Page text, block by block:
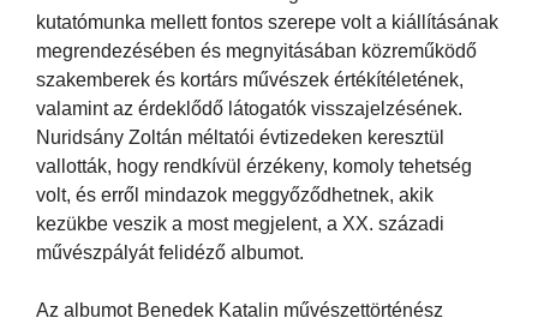
kutatómunka mellett fontos szerepe volt a kiállításának
megrendezésében és megnyitásában közreműködő
szakemberek és kortárs művészek értékítéletének,
valamint az érdeklődő látogatók visszajelzésének.
Nuridsány Zoltán méltatói évtizedeken keresztül
vallották, hogy rendkívül érzékeny, komoly tehetség
volt, és erről mindazok meggyőződhetnek, akik
kezükbe veszik a most megjelent, a XX. századi
művészpályát felidéző albumot.
Az albumot Benedek Katalin művészettörténész